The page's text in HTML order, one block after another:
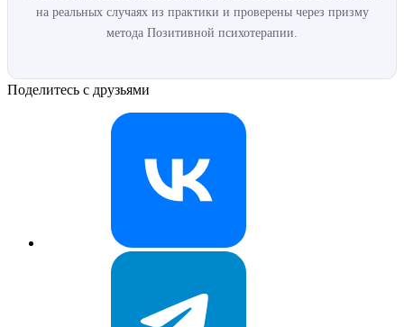
на реальных случаях из практики и проверены через призму
метода Позитивной психотерапии.
Поделитесь с друзьями